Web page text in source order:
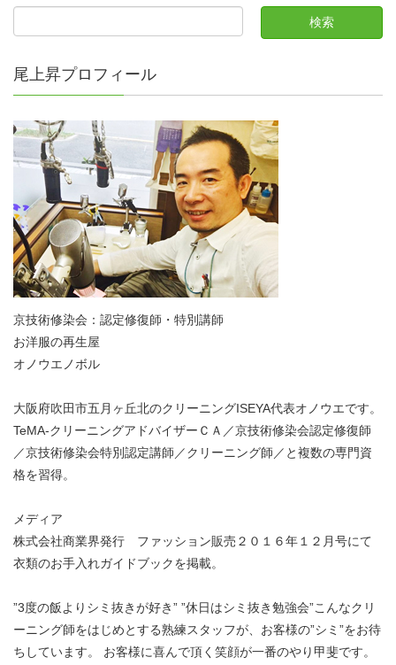
尾上昇プロフィール
京技術修染会：認定修復師・特別講師
お洋服の再生屋
オノウエノボル
大阪府吹田市五月ヶ丘北のクリーニングISEYA代表オノウエです。
TeMA-クリーニングアドバイザーＣＡ／京技術修染会認定修復師
／京技術修染会特別認定講師／クリーニング師／と複数の専門資
格を習得。
メディア
株式会社商業界発行 ファッション販売２０１６年１２月号にて
衣類のお手入れガイドブックを掲載。
”3度の飯よりシミ抜きが好き” ”休日はシミ抜き勉強会”こんなクリ
ーニング師をはじめとする熟練スタッフが、お客様の”シミ”をお待
ちしています。 お客様に喜んで頂く笑顔が一番のやり甲斐です。